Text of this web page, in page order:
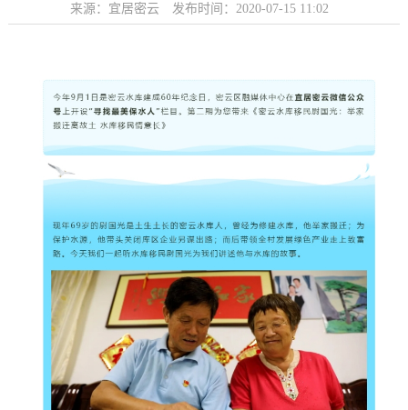
来源：宜居密云 发布时间：2020-07-15 11:02